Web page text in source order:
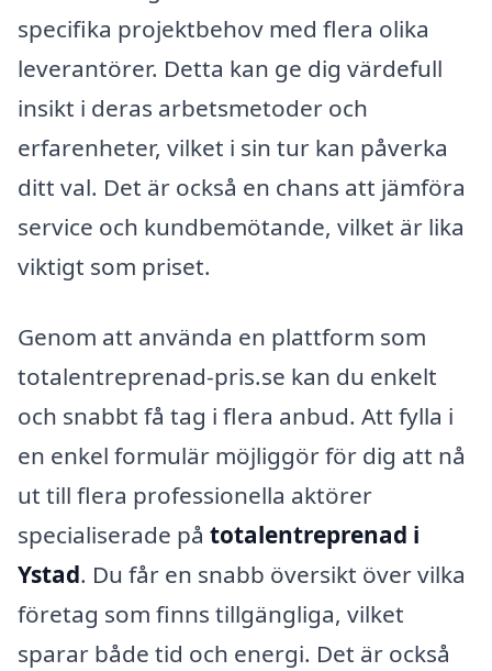
specifika projektbehov med flera olika
leverantörer. Detta kan ge dig värdefull
insikt i deras arbetsmetoder och
erfarenheter, vilket i sin tur kan påverka
ditt val. Det är också en chans att jämföra
service och kundbemötande, vilket är lika
viktigt som priset.
Genom att använda en plattform som
totalentreprenad-pris.se kan du enkelt
och snabbt få tag i flera anbud. Att fylla i
en enkel formulär möjliggör för dig att nå
ut till flera professionella aktörer
specialiserade på totalentreprenad i
Ystad. Du får en snabb översikt över vilka
företag som finns tillgängliga, vilket
sparar både tid och energi. Det är också